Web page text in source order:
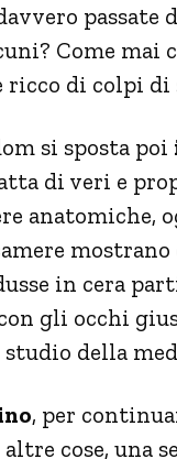
Come mai
ricco di colpi di
si sposta poi
di veri e
anatomiche,
in cera
gli occhi
della
, per
cose, una